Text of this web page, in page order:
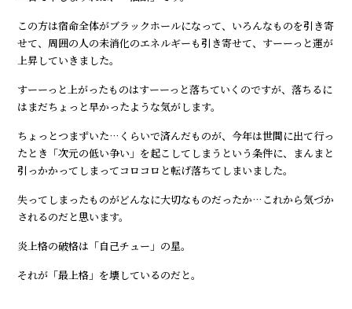
この方は宿命全体がブラックホールになって、いろんなものを引き寄
せて、周囲の人の未消化のエネルギーも引き寄せて、すーーっと運が
上昇していきました。
すーーっと上がったものはすーーっと落ちていくのですが、落ちるに
はまだちょっと早かったような気がします。
ちょっとつまずいた…くらいで済んだものが、今年は世間に出て行っ
たとき「次元の低い争い」を起こしてしまうという条件に、まんまと
引っかかってしまってコロコロと転げ落ちてしまいました。
失ってしまったものがどんなに大切なものだったか…これから気づか
されるのだと思います。
炎上格の破格は「自己チュー」の星。
それが「最上格」を壊しているのだと。